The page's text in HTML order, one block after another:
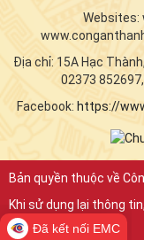
Websites:
Địa chỉ: 15A Hạc
02373
Facebook: https://
Bản quyền thuộc về
Khi sử dụng lại thông
Hóa"Đã kết nối EMC